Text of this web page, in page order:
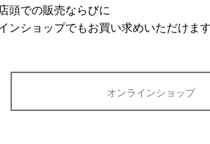
頭での販売ならびに
ンショップでもお買い求めいただけま
オンラインショップ